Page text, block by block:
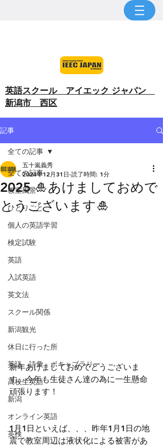
​英語スクール アイエック ジャパン
新潟市 西区
記事
全ての記事
教室風景
ひとりごと
個人の英語学習
検定試験
英語
入試英語
英文法
スクール関係
新潟観光
休日に行った所
英語 語彙 ボキャブラリー
高校生英語
新潟
オンライン英語
英検
全ての記事
2025 🎍あけましておめで
とうございます🎍
五十嵐義秀
2024年12月31日 読了時間: 1分
新年あけましておめでとうございま
す。今年も生徒さん達の為に一生懸命
頑張ります！
1月1日といえば、、、昨年1月1日の地
震で教室周辺は液状化による被害があ